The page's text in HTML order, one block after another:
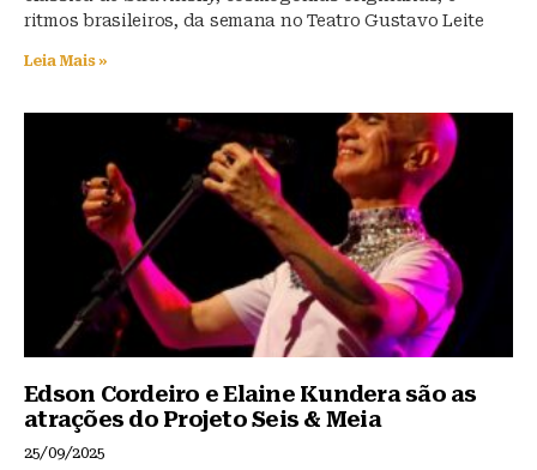
ritmos brasileiros, da semana no Teatro Gustavo Leite
Leia Mais »
Edson Cordeiro e Elaine Kundera são as
atrações do Projeto Seis & Meia
25/09/2025